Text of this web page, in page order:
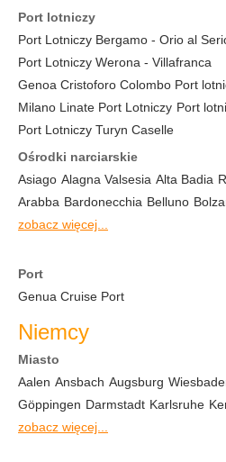
Port lotniczy
Port Lotniczy Bergamo - Orio al
Port Lotniczy Werona - Villafranca
Genoa Cristoforo Colombo Port
Milano Linate Port Lotniczy Port
Port Lotniczy Turyn Caselle
Ośrodki narciarskie
Asiago Alagna Valsesia Alta Badia
Arabba Bardonecchia Belluno
zobacz więcej...
Port
Genua Cruise Port
Niemcy
Miasto
Aalen Ansbach Augsburg
Göppingen Darmstadt Karlsruhe
zobacz więcej...